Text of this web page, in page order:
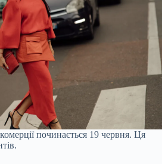
починається 19 червня. Ця